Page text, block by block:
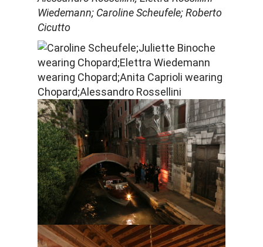
Wiedemann; Caroline Scheufele; Roberto
Cicutto